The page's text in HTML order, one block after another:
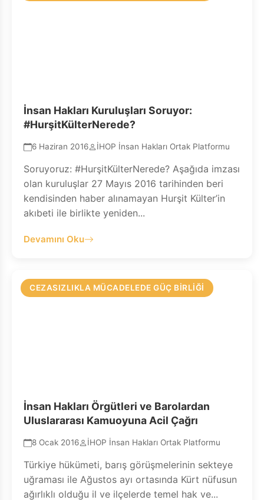
İnsan Hakları Kuruluşları Soruyor:
#HurşitKülterNerede?
6 Haziran 2016 İHOP İnsan Hakları Ortak Platformu
Soruyoruz: #HurşitKülterNerede? Aşağıda imzası
olan kuruluşlar 27 Mayıs 2016 tarihinden beri
kendisinden haber alınamayan Hurşit Külter’in
akıbeti ile birlikte yeniden...
Devamını Oku
CEZASIZLIKLA MÜCADELEDE GÜÇ BIRLIĞI
İnsan Hakları Örgütleri ve Barolardan
Uluslararası Kamuoyuna Acil Çağrı
8 Ocak 2016 İHOP İnsan Hakları Ortak Platformu
Türkiye hükümeti, barış görüşmelerinin sekteye
uğraması ile Ağustos ayı ortasında Kürt nüfusun
ağırlıklı olduğu il ve ilçelerde temel hak ve...